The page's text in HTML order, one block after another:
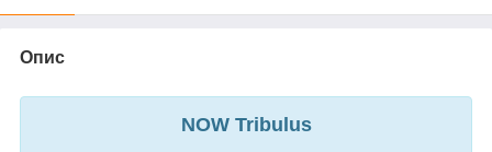
Опис
NOW Tribulus